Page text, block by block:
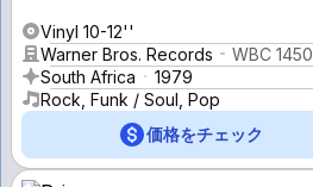
Vinyl 10-12''
Warner Bros. Records
WBC 1450
South Africa
1979
Rock, Funk / Soul, Pop
価格をチェック